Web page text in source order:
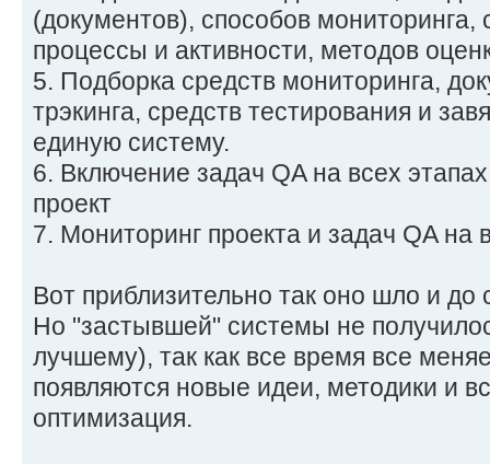
(документов), способов мониторинга,
процессы и активности, методов
5. Подборка средств мониторинга,
трэкинга, средств тестирования и
единую систему.
6. Включение задач QA на всех
проект
7. Мониторинг проекта и задач QA на
Вот приблизительно так оно шло и до
Но "застывшей" системы не
лучшему), так как все время все
появляются новые идеи, методики и
оптимизация.